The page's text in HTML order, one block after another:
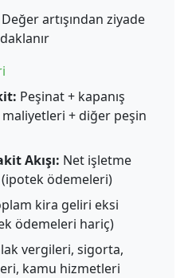
Değer artışından ziyade
Peşinat + kapanış
+ diğer peşin
Akışı: Net işletme
ödemeleri)
kira geliri eksi
ödemeleri hariç)
vergileri, sigorta,
kamu hizmetleri